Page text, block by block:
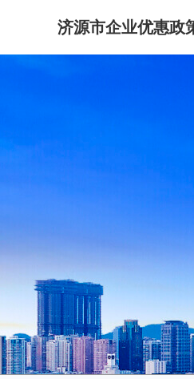
济源市企业优惠政